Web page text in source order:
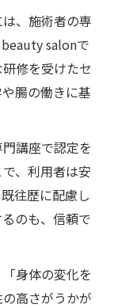
、施術者の専
salonで
修を受けたセ
腸の働きに基
講座で認定を
、利用者は安
往歴に配慮し
のも、信頼で
身体の変化を
高さがうかが